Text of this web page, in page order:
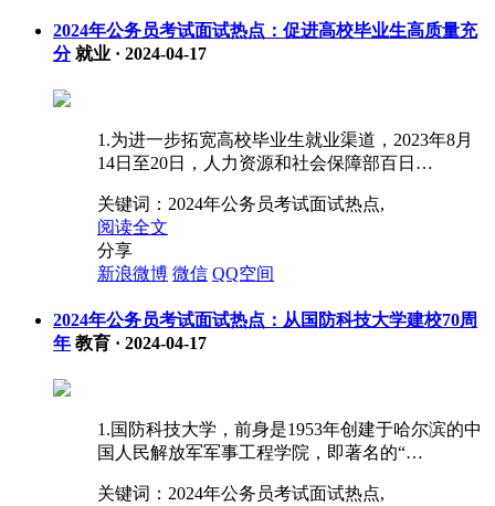
2024年公务员考试面试热点：促进高校毕业生高质量充
分 就业 · 2024-04-17
1.为进一步拓宽高校毕业生就业渠道，2023年8月
14日至20日，人力资源和社会保障部百日…
关键词： 2024年公务员考试面试热点,
阅读全文
分享
新浪微博 微信 QQ空间
2024年公务员考试面试热点：从国防科技大学建校70周
年 教育 · 2024-04-17
1.国防科技大学，前身是1953年创建于哈尔滨的中
国人民解放军军事工程学院，即著名的“…
关键词： 2024年公务员考试面试热点,